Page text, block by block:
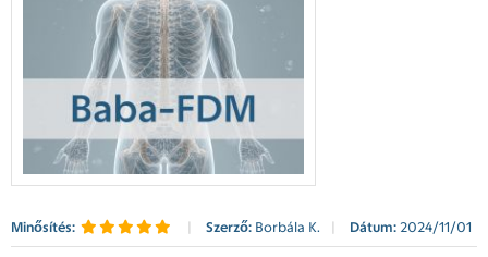
Minősítés: Szerző: Borbála K. Dátum: 2024/11/01